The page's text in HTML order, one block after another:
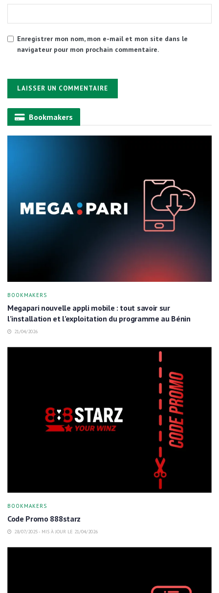
Enregistrer mon nom, mon e-mail et mon site dans le
navigateur pour mon prochain commentaire.
Alternative:Bookmakers
BOOKMAKERS
Megapari nouvelle appli mobile : tout savoir sur
l’installation et l’exploitation du programme au Bénin
21/04/2026
BOOKMAKERS
Code Promo 888starz
28/07/2025 - MIS À JOUR LE 21/04/2026